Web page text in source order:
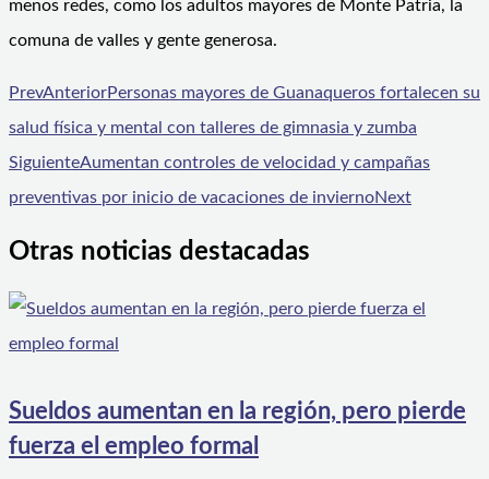
menos redes, como los adultos mayores de Monte Patria, la
comuna de valles y gente generosa.
PrevAnteriorPersonas mayores de Guanaqueros fortalecen su
salud física y mental con talleres de gimnasia y zumba
SiguienteAumentan controles de velocidad y campañas
preventivas por inicio de vacaciones de inviernoNext
Otras noticias destacadas
Sueldos aumentan en la región, pero pierde
fuerza el empleo formal